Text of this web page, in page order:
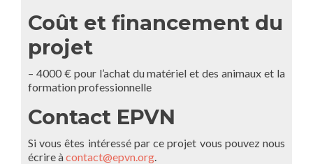
Coût et financement du
projet
– 4000 € pour l’achat du matériel et des animaux et la
formation professionnelle
Contact EPVN
Si vous êtes intéressé par ce projet vous pouvez nous
écrire àcontact@epvn.org.